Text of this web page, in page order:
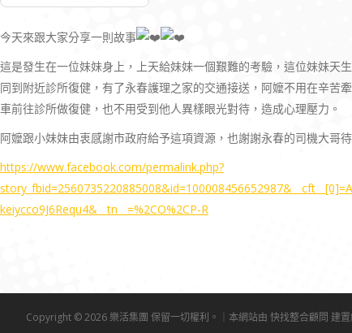
今天來跟大家分享一則故事
這是發生在一位妹妹身上，上天給妹妹一個艱難的考驗，這位妹妹天
同到附近診所復健，有了永春護理之家的交通接送，阿嬤不用在辛苦
車前往診所做復健，也不用受到他人異樣眼光對待，造成心理壓力。
阿嬤跟小妹妹由衷感謝市政府給予這項資源，也謝謝永春的司機大哥
https://www.facebook.com/permalink.php?
keiycco9J6Requ4&__tn__=%2CO%2CP-R
Copyright © 2026 樂活集團 保留一切權利。｜本網站由 快找整合顧問 建置